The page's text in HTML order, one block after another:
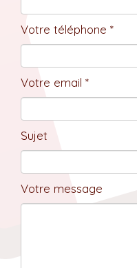
Votre téléphone *
Votre email *
Sujet
Votre message